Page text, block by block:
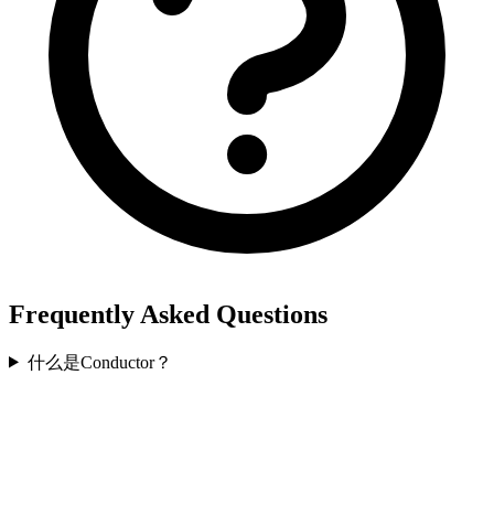
Frequently Asked Questions
什么是Conductor？